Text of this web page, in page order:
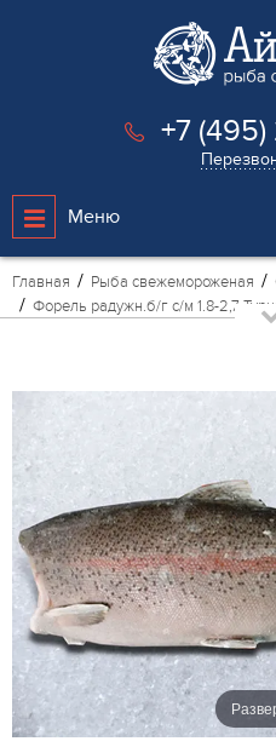
+7
Меню
Главная Рыба свежемороженая
Форель радужн.б/г с/м 1.8-2,7